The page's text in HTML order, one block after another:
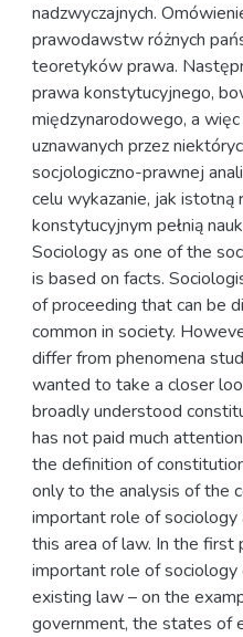
nadzwyczajnych.
prawodawstw różnych
teoretyków prawa.
prawa konstytucyjnego,
międzynarodowego, a
uznawanych przez
socjologiczno-prawnej
celu wykazanie, jak istotną
konstytucyjnym pełnią
Sociology as one of the
is based on facts.
of proceeding that can be
common in society.
differ from phenomena
wanted to take a closer
broadly understood
has not paid much
the definition of
only to the analysis of the
important role of
this area of law. In the
important role of
existing law – on the
government, the states of